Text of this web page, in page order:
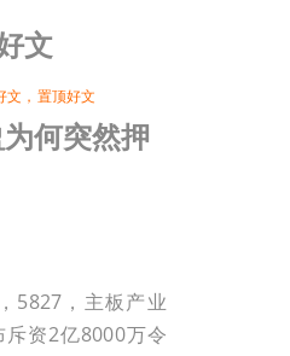
文
文 ， 置顶好文
何突然押
5827，主板产业
资2亿8000万令